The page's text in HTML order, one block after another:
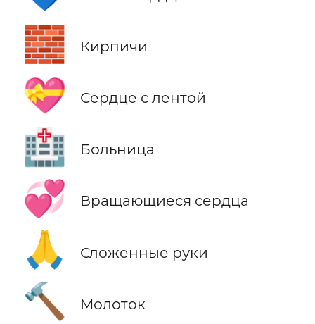
🧱 Кирпичи
💝 Сердце с лентой
🏥 Больница
💞 Вращающиеся сердца
🙏 Сложенные руки
🔨 Молоток